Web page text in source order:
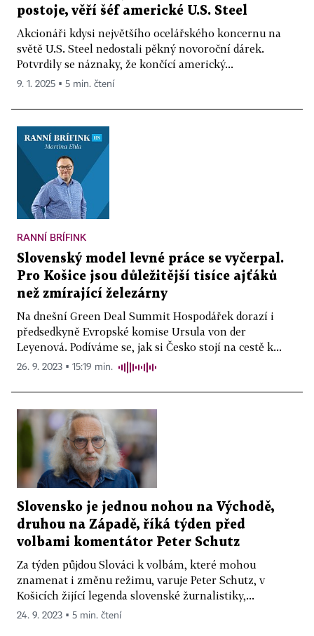
postoje, věří šéf americké U.S. Steel
Akcionáři kdysi největšího ocelářského koncernu na
světě U.S. Steel nedostali pěkný novoroční dárek.
Potvrdily se náznaky, že končící americký...
9. 1. 2025 ▪ 5 min. čtení
RANNÍ BRÍFINK
Slovenský model levné práce se vyčerpal.
Pro Košice jsou důležitější tisíce ajťáků
než zmírající železárny
Na dnešní Green Deal Summit Hospodářek dorazí i
předsedkyně Evropské komise Ursula von der
Leyenová. Podíváme se, jak si Česko stojí na cestě k...
26. 9. 2023 ▪ 15:19 min.
Slovensko je jednou nohou na Východě,
druhou na Západě, říká týden před
volbami komentátor Peter Schutz
Za týden půjdou Slováci k volbám, které mohou
znamenat i změnu režimu, varuje Peter Schutz, v
Košicích žijící legenda slovenské žurnalistiky,...
24. 9. 2023 ▪ 5 min. čtení